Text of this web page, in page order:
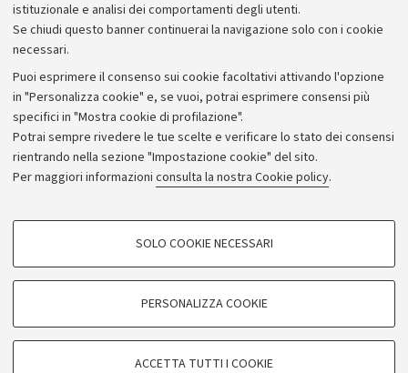
istituzionale e analisi dei comportamenti degli utenti.
Se chiudi questo banner continuerai la navigazione solo con i cookie
necessari.
Puoi esprimere il consenso sui cookie facoltativi attivando l'opzione
in "Personalizza cookie" e, se vuoi, potrai esprimere consensi più
specifici in "Mostra cookie di profilazione".
Potrai sempre rivedere le tue scelte e verificare lo stato dei consensi
rientrando nella sezione "Impostazione cookie" del sito.
Per maggiori informazioni consulta la nostra Cookie policy.
COOKIE DI PROFILAZIONE - FACOLTATIVI
COOKIE TECNICI - NECESSARI
SOLO COOKIE NECESSARI
PERSONALIZZA COOKIE
ACCETTA TUTTI I COOKIE
Archivio
Comunicati stampa
Redazione
Rassegna stampa
© Copyright 2026 - ALMA MATER STUDIORUM - Università di
Bologna - Via Zamboni, 33 - 40126 Bologna - PI: 01131710376 -
CF: 80007010376